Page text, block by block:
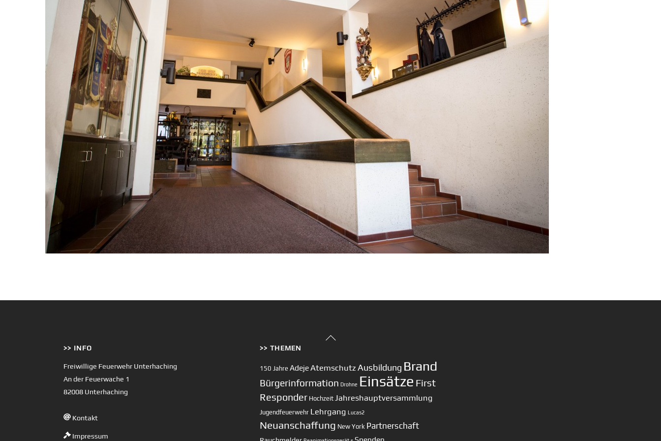
Back
>> INFO
Freiwillige Feuerwehr Unterhaching
An der Feuerwache 1
82008 Unterhaching
Kontakt
Impressum
>> THEMEN
150 Jahre AdejeAtemschutz Ausbildung Brand
Bürgerinformation Drohne Einsätze First
Responder Hochzeit Jahreshauptversammlung
Jugendfeuerwehr Lehrgang Lucas2
Neuanschaffung New York Partnerschaft